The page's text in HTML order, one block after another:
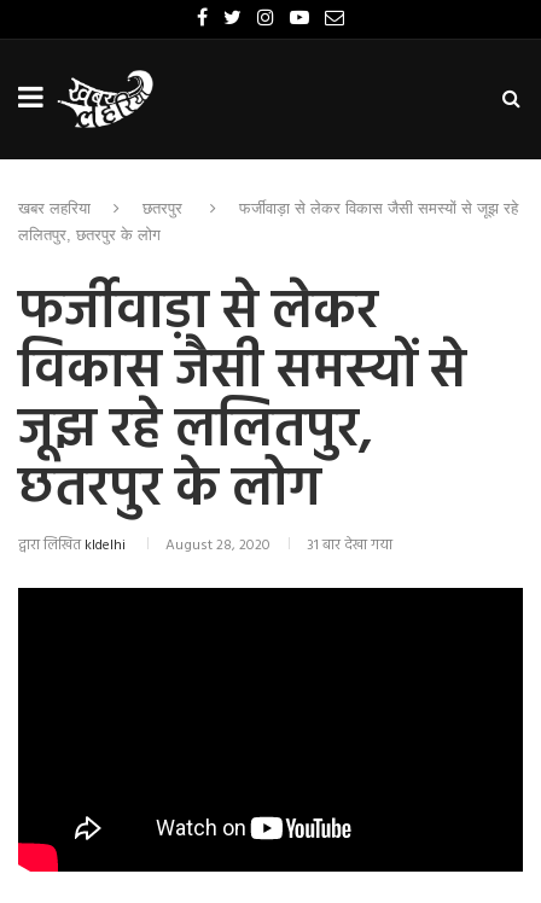
खबर लहरिया छतरपुर
फर्जीवाड़ा से लेकर विकास जैसी समस्यों से जूझ रहे
ललितपुर, छतरपुर के लोग
फर्जीवाड़ा से लेकर
विकास जैसी समस्यों से
जूझ रहे ललितपुर,
छतरपुर के लोग
द्वारा लिखितkldelhi August 28, 2020 31 बार देखा गया